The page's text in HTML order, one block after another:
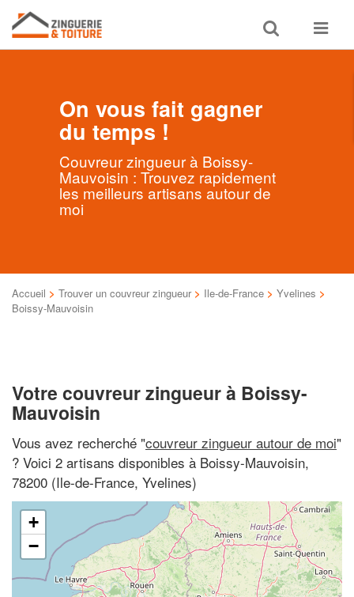
Toggle
search
Toggle
On vous fait gagner
du temps !
Couvreur zingueur à Boissy-
Mauvoisin : Trouvez rapidement
les meilleurs artisans autour de
moi
Accueil > Trouver un couvreur zingueur > Ile-de-France > Yvelines >
Boissy-Mauvoisin
Votre couvreur zingueur à Boissy-
Mauvoisin
Vous avez recherché "couvreur zingueur autour de moi"
? Voici 2 artisans disponibles à Boissy-Mauvoisin,
78200 (Ile-de-France, Yvelines)
+
−